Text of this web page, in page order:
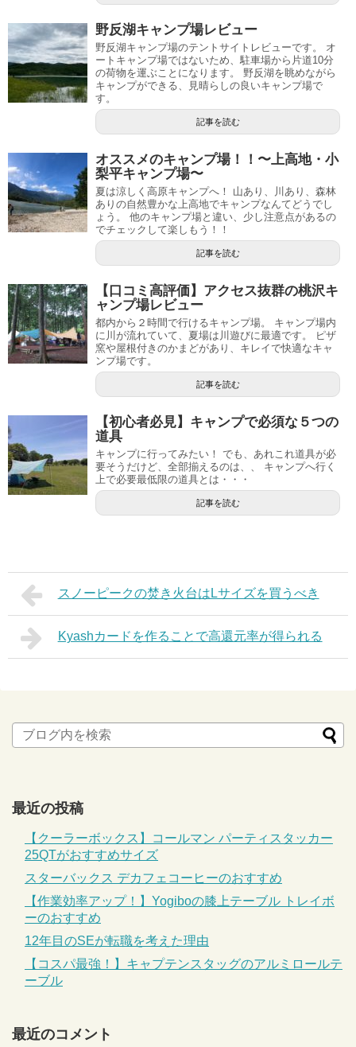
野反湖キャンプ場レビュー
野反湖キャンプ場のテントサイトレビューです。 オ
ートキャンプ場ではないため、駐車場から片道10分
の荷物を運ぶことになります。 野反湖を眺めながら
キャンプができる、見晴らしの良いキャンプ場で
す。
記事を読む
オススメのキャンプ場！！〜上高地・小
梨平キャンプ場〜
夏は涼しく高原キャンプへ！ 山あり、川あり、森林
ありの自然豊かな上高地でキャンプなんてどうでし
ょう。 他のキャンプ場と違い、少し注意点があるの
でチェックして楽しもう！！
記事を読む
【口コミ高評価】アクセス抜群の桃沢キ
ャンプ場レビュー
都内から２時間で行けるキャンプ場。 キャンプ場内
に川が流れていて、夏場は川遊びに最適です。 ピザ
窯や屋根付きのかまどがあり、キレイで快適なキャ
ンプ場です。
記事を読む
【初心者必見】キャンプで必須な５つの
道具
キャンプに行ってみたい！ でも、あれこれ道具が必
要そうだけど、全部揃えるのは、、 キャンプへ行く
上で必要最低限の道具とは・・・
記事を読む
スノーピークの焚き火台はLサイズを買うべき
Kyashカードを作ることで高還元率が得られる
最近の投稿
【クーラーボックス】コールマン パーティスタッカー
25QTがおすすめサイズ
スターバックス デカフェコーヒーのおすすめ
【作業効率アップ！】Yogiboの膝上テーブル トレイボ
ーのおすすめ
12年目のSEが転職を考えた理由
【コスパ最強！】キャプテンスタッグのアルミロールテ
ーブル
最近のコメント